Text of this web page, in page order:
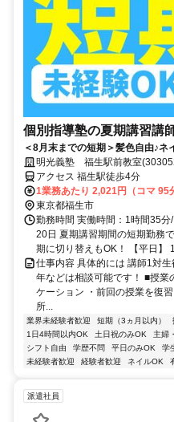
個別指導塾の夏期講習講
＜8月末までの短期＞髪色自由♪
3000円！得意科目で先生デビュ
OK（シフト自由）
明光義塾 福生駅前教室
アクセス 福生駅徒歩4分
1業務あたり 2,021円（コマ 95
東京都福生市
勤務時間 実働時間：1時間35
20日 夏期講習期間の短期勤務
期に切り替えもOK！ 【平日】
仕事内容 具体的には 講師1対
年などは相談可能です！ ■授業
ケーション ・前回の授業を復
所...
業界未経験者歓迎 短期（3ヵ月以内）
1日4時間以内OK
土日祝のみOK 主婦
シフト自由
学歴不問 平日のみOK 学
未経験者歓迎
経験者歓迎 ネイルOK
派遣社員